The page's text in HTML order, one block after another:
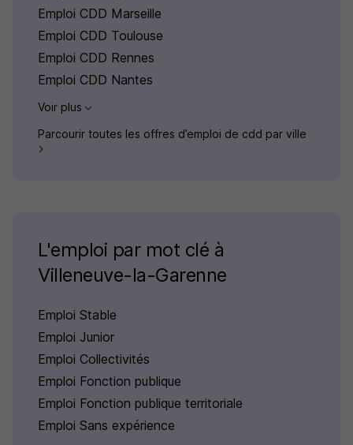
Emploi CDD Marseille
Emploi CDD Toulouse
Emploi CDD Rennes
Emploi CDD Nantes
Voir plus
Parcourir toutes les offres d’emploi de cdd par ville
L'emploi par mot clé à
Villeneuve-la-Garenne
Emploi Stable
Emploi Junior
Emploi Collectivités
Emploi Fonction publique
Emploi Fonction publique territoriale
Emploi Sans expérience